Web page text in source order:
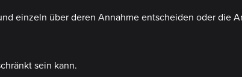
einzeln über deren Annahme entscheiden oder die
sein kann.